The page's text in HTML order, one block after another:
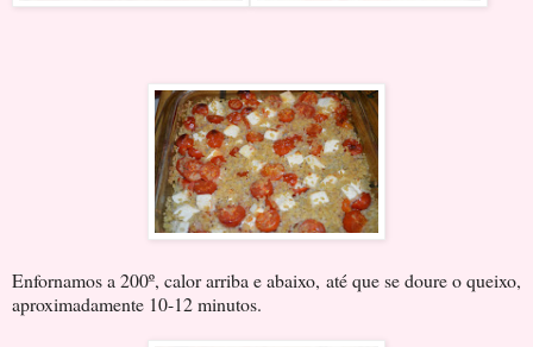
Enfornamos a 200º, calor arriba e abaixo, até que se doure o queixo,
aproximadamente 10-12 minutos.